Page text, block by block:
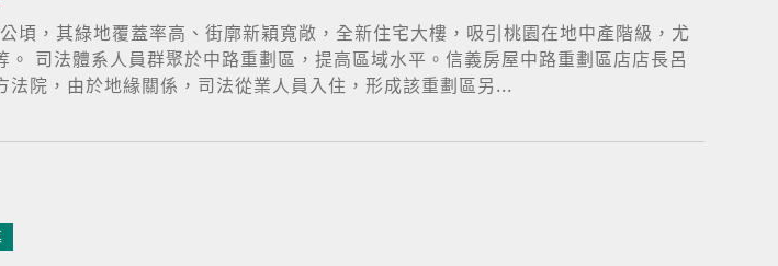
，其綠地覆蓋率高、街廓新穎寬敞，全新住宅大樓，吸引桃園在地中產階級，尤
司法體系人員群聚於中路重劃區，提高區域水平。信義房屋中路重劃區店店長呂
院，由於地緣關係，司法從業人員入住，形成該重劃區另...